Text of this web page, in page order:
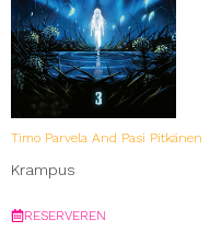
Timo Parvela And Pasi Pitkänen
Krampus
RESERVEREN